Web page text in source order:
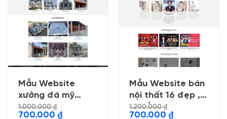
Mẫu Website
xưởng đá mỹ
nghệ
1.000.000₫
Giá
700.000 ₫Giá
Mẫu Website bán
nội thất 16 đẹp ,
chuẩn seo
1.200.000₫
Giá
700.000 ₫Giá